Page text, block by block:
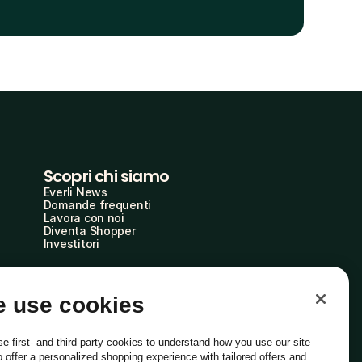
Scopri chi siamo
Everli News
Domande frequenti
Lavora con noi
Diventa Shopper
Investitori
use cookies
first- and third-party cookies to understand how you use our site
offer a personalized shopping experience with tailored offers and